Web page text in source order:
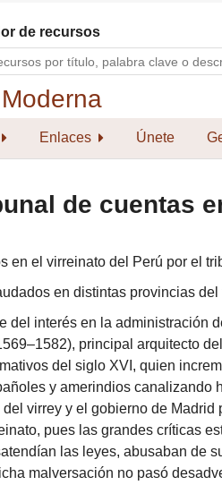
de recursos
Enlaces Únete
de cuentas
en el virreinato del Perú por el
en distintas provincias
del interés en la administración
principal arquitecto
del siglo XVI, quien
y amerindios canalizando
virrey y el gobierno de
pues las grandes críticas
las leyes, abusaban de
malversación no pasó